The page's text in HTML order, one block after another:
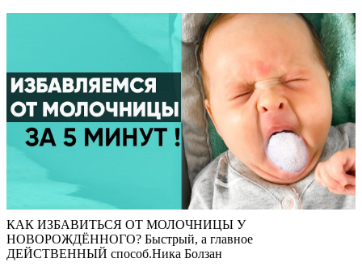
КАК ИЗБАВИТЬСЯ ОТ МОЛОЧНИЦЫ У
НОВОРОЖДЁННОГО? Быстрый, а главное
ДЕЙСТВЕННЫЙ способ.Ника Болзан